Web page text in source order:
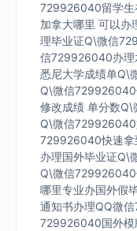
729926040留学生
加拿大哪里 可以
理毕业证Q\微信
信729926040办理
悉尼大学成绩单Q\
Q\微信
修改成绩 单分数
Q\微信729926040
729926040快速拿
办理国外毕业证Q\
Q\微信
哪里专业办国外假
通知书办理QQ微
729926040国外模